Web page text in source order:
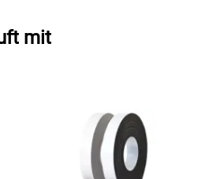
was in winkligen, oder
von Vorteil ist.
mit